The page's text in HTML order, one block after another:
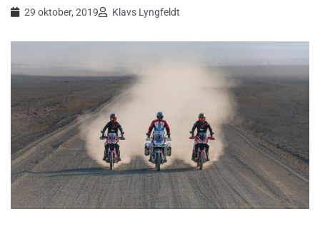
29 oktober, 2019 Klavs Lyngfeldt